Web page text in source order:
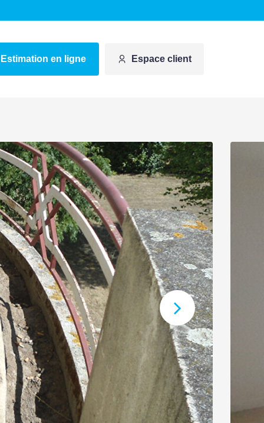
Estimation en ligne Espace client